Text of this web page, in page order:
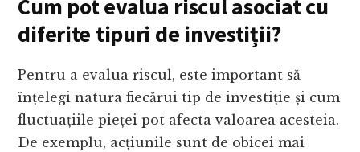
Cum pot evalua riscul asociat cu
diferite tipuri de investiții?
Pentru a evalua riscul, este important să
înțelegi natura fiecărui tip de investiție și cum
fluctuațiile pieței pot afecta valoarea acesteia.
De exemplu, acțiunile sunt de obicei mai